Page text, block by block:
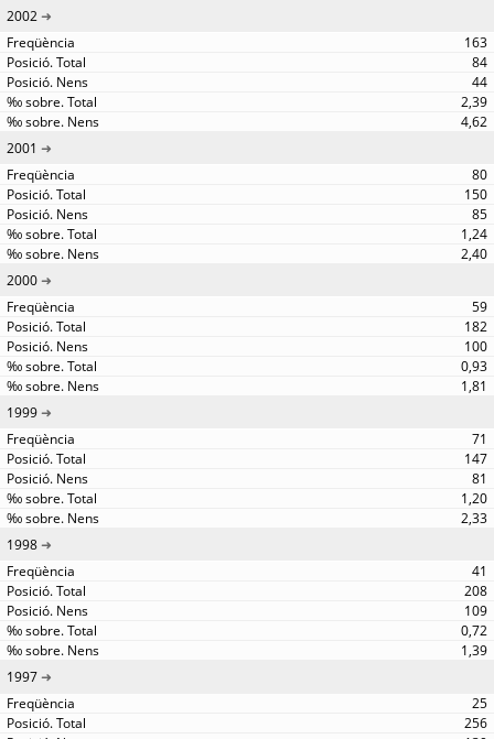
2002
163
84
44
2,39
4,62
2001
80
150
85
1,24
2,40
2000
59
182
100
0,93
1,81
1999
71
147
81
1,20
2,33
1998
41
208
109
0,72
1,39
1997
25
256